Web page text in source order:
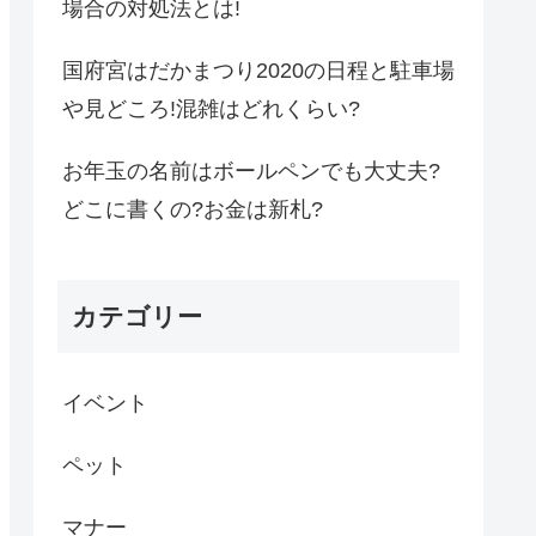
場合の対処法とは!
国府宮はだかまつり2020の日程と駐車場
や見どころ!混雑はどれくらい?
お年玉の名前はボールペンでも大丈夫?
どこに書くの?お金は新札?
カテゴリー
イベント
ペット
マナー